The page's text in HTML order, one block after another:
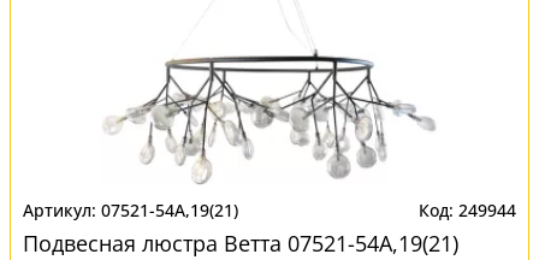
07521-54A,19(21) 249944
Подвесная люстра Ветта 07521-54A,19(21)